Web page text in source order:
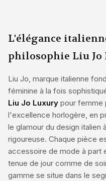
L'élégance
philosophie Liu
Liu Jo, marque italienne
féminine à la fois
Liu Jo Luxury pour femme
l'excellence horlogère, en
le glamour du design italien
rigoureuse. Chaque pièce
accessoire de mode à part
tenue de jour comme de
gamme se situe dans le